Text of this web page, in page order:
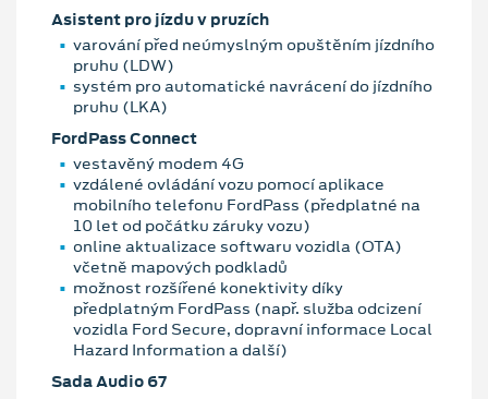
Asistent pro jízdu v pruzích
varování před neúmyslným opuštěním jízdního
pruhu (LDW)
systém pro automatické navrácení do jízdního
pruhu (LKA)
FordPass Connect
vestavěný modem 4G
vzdálené ovládání vozu pomocí aplikace
mobilního telefonu FordPass (předplatné na
10 let od počátku záruky vozu)
online aktualizace softwaru vozidla (OTA)
včetně mapových podkladů
možnost rozšířené konektivity díky
předplatným FordPass (např. služba odcizení
vozidla Ford Secure, dopravní informace Local
Hazard Information a další)
Sada Audio 67